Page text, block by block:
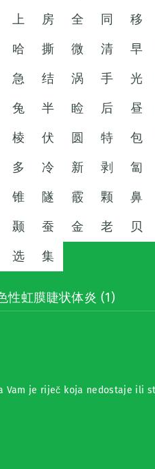
上 房 全 同 移
哈 撕 微 清 早
急 结 涡 手 光
兔 半 睑 后 昼
棱 伏 圆 特 包
多 冷 新 剥 匐
锥 隧 霰 颗 鼻
颞 蚕 金 老 贝
选 集
性虹膜睫状体炎 (1)
Vam je riječ koja nedostaje ili